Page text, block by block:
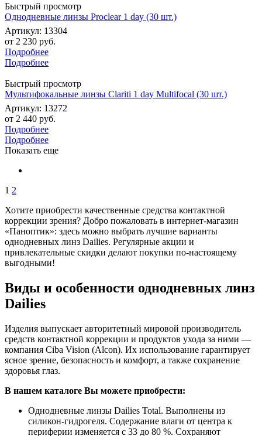
Быстрый просмотр
Однодневные линзы Proclear 1 day (30 шт.)
Артикул: 13304
от 2 230 руб.
Подробнее
Подробнее
Быстрый просмотр
Мультифокальные линзы Clariti 1 day Multifocal (30 шт.)
Артикул: 13272
от 2 440 руб.
Подробнее
Подробнее
Показать еще
1 2
Хотите приобрести качественные средства контактной
коррекции зрения? Добро пожаловать в интернет-магазин
«Паноптик»: здесь можно выбрать лучшие варианты
однодневных линз Dailies. Регулярные акции и
привлекательные скидки делают покупки по-настоящему
выгодными!
Виды и особенности однодневных линз
Dailies
Изделия выпускает авторитетный мировой производитель
средств контактной коррекции и продуктов ухода за ними —
компания Ciba Vision (Alcon). Их использование гарантирует
ясное зрение, безопасность и комфорт, а также сохранение
здоровья глаз.
В нашем каталоге Вы можете приобрести:
Однодневные линзы Dailies Total. Выполнены из
силикон-гидрогеля. Содержание влаги от центра к
периферии изменяется с 33 до 80 %. Сохраняют